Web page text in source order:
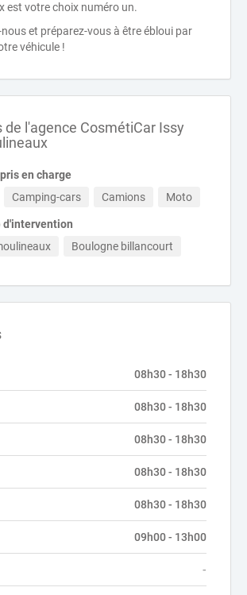
est votre choix numéro un.
et préparez-vous à être ébloui par
véhicule !
de l'agence CosmétiCar Issy
en charge
Camping-cars Camions Moto
d'intervention
Boulogne billancourt
08h30 - 18h30
08h30 - 18h30
08h30 - 18h30
08h30 - 18h30
08h30 - 18h30
09h00 - 13h00
-